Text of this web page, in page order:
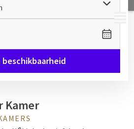
MENU
beschikbaarheid
Kamer